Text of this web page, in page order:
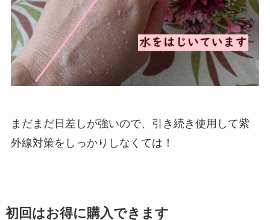
まだまだ日差しが強いので、引き続き使用して紫
外線対策をしっかりしなくては！
初回はお得に購入できます